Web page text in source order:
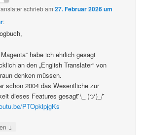
schriebam27. Februar 2026 um
:
habe ich ehrlich gesagt
an den „English Translater“ von
denken müssen.
schon 2004 das Wesentliche zur
dieses Features gesagt ̄\_ (ツ)_/
PTOpklpjgKs
↓